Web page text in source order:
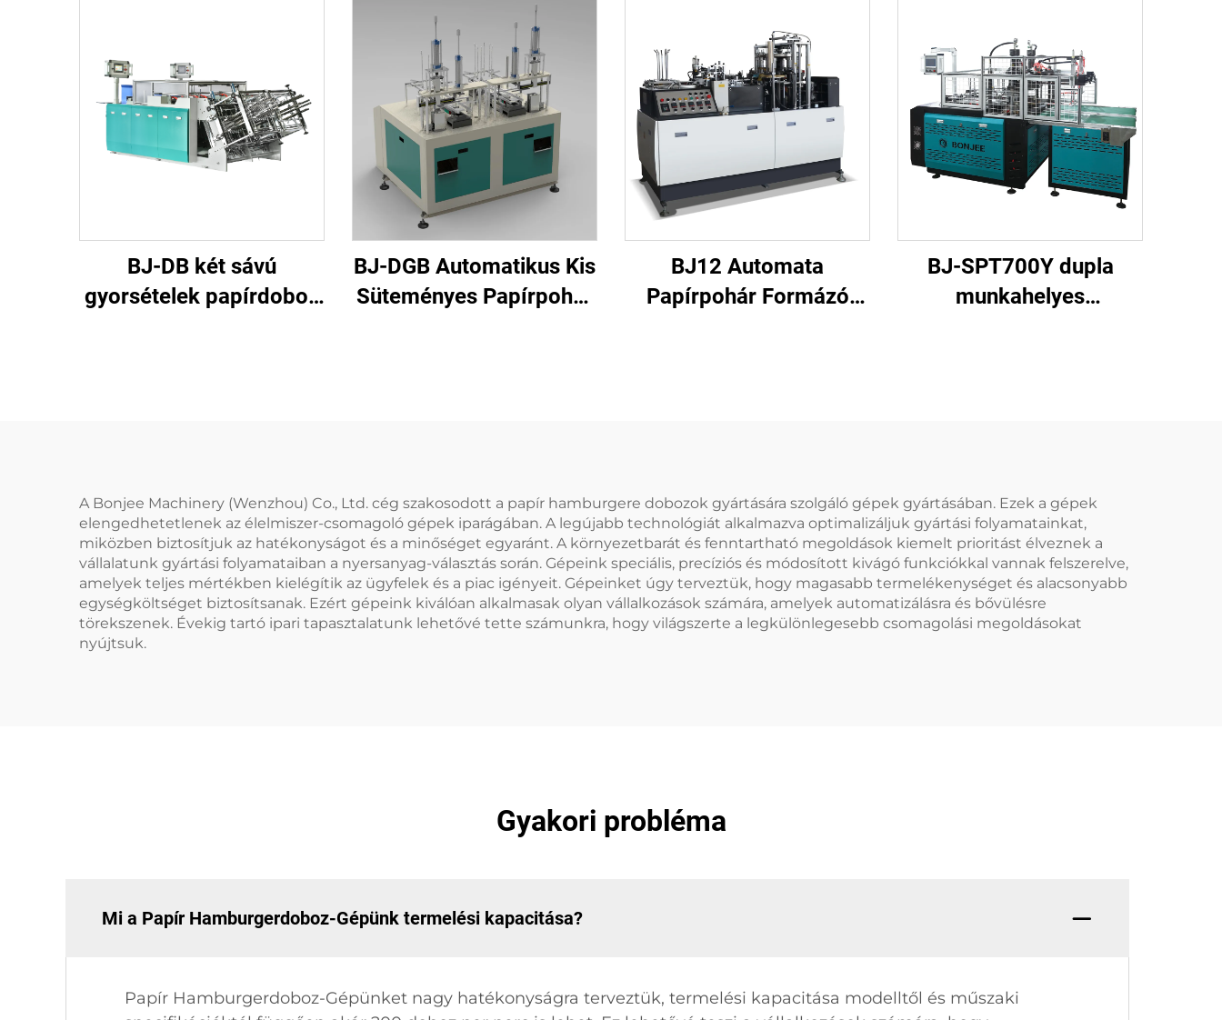
BJ-DB két sávú
gyorsételek papírdoboz
BJ-DGB Automatikus Kis
Süteményes Papírpohár
BJ12 Automata
Papírpohár Formázó
BJ-SPT700Y dupla
munkahelyes
A Bonjee Machinery (Wenzhou) Co., Ltd. cég szakosodott a papír hamburgere dobozok gyártására szolgáló gépek gyártásában. Ezek a gépek
elengedhetetlenek az élelmiszer-csomagoló gépek iparágában. A legújabb technológiát alkalmazva optimalizáljuk gyártási folyamatainkat,
miközben biztosítjuk az hatékonyságot és a minőséget egyaránt. A környezetbarát és fenntartható megoldások kiemelt prioritást élveznek a
vállalatunk gyártási folyamataiban a nyersanyag-választás során. Gépeink speciális, precíziós és módosított kivágó funkciókkal vannak felszerelve,
amelyek teljes mértékben kielégítik az ügyfelek és a piac igényeit. Gépeinket úgy terveztük, hogy magasabb termelékenységet és alacsonyabb
egységköltséget biztosítsanak. Ezért gépeink kiválóan alkalmasak olyan vállalkozások számára, amelyek automatizálásra és bővülésre
törekszenek. Évekig tartó ipari tapasztalatunk lehetővé tette számunkra, hogy világszerte a legkülönlegesebb csomagolási megoldásokat
nyújtsuk.
Gyakori probléma
Mi a Papír Hamburgerdoboz-Gépünk termelési kapacitása?
Papír Hamburgerdoboz-Gépünket nagy hatékonyságra terveztük, termelési kapacitása modelltől és műszaki